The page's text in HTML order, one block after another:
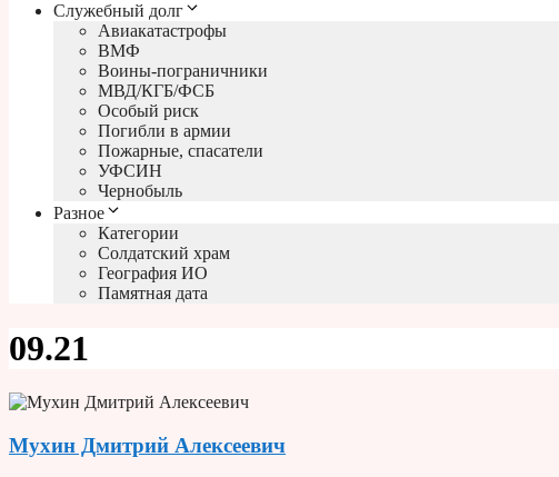
Служебный долг
Авиакатастрофы
ВМФ
Воины-пограничники
МВД/КГБ/ФСБ
Особый риск
Погибли в армии
Пожарные, спасатели
УФСИН
Чернобыль
Разное
Категории
Солдатский храм
География ИО
Памятная дата
09.21
Мухин Дмитрий Алексеевич